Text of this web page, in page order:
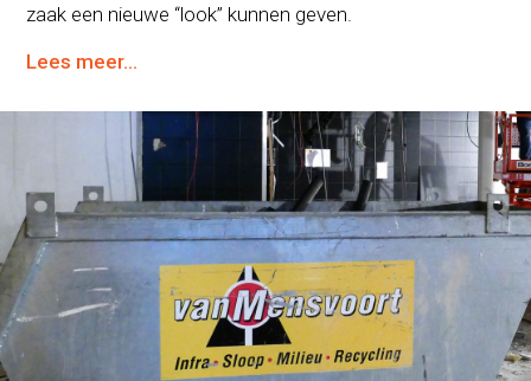
zaak een nieuwe “look” kunnen geven.
Lees meer…